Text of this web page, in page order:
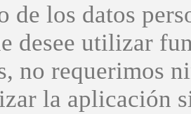
de los datos
desee utilizar
no requerimos
la aplicación